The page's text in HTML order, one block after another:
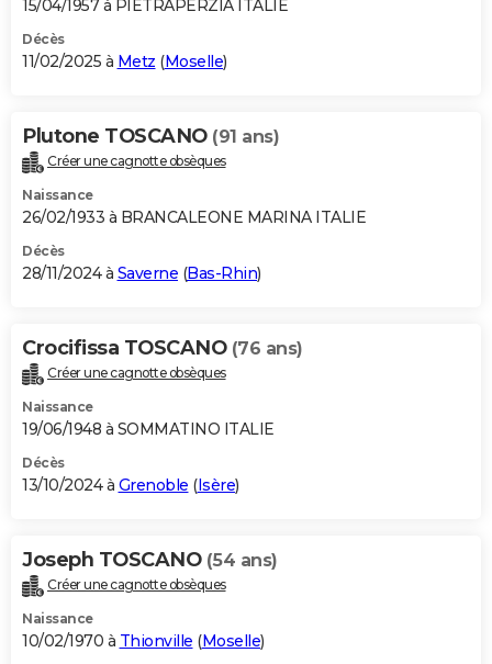
15/04/1957 à PIETRAPERZIA ITALIE
Décès
11/02/2025 à Metz (Moselle)
Plutone TOSCANO (91 ans)
Créer une cagnotte obsèques
Naissance
26/02/1933 à BRANCALEONE MARINA ITALIE
Décès
28/11/2024 à Saverne (Bas-Rhin)
Crocifissa TOSCANO (76 ans)
Créer une cagnotte obsèques
Naissance
19/06/1948 à SOMMATINO ITALIE
Décès
13/10/2024 à Grenoble (Isère)
Joseph TOSCANO (54 ans)
Créer une cagnotte obsèques
Naissance
10/02/1970 à Thionville (Moselle)